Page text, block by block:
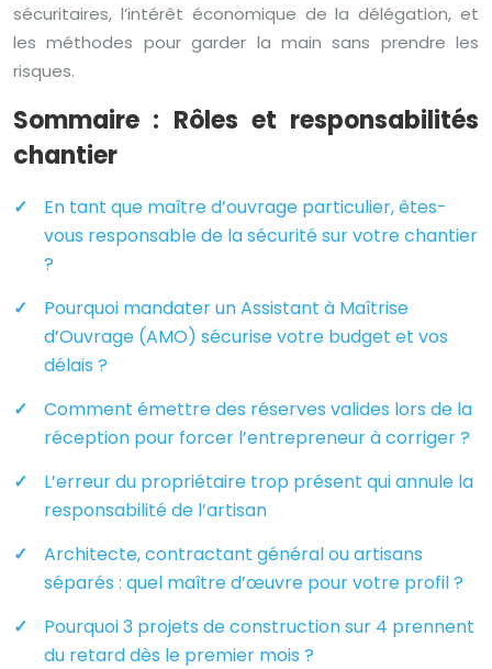
sécuritaires, l’intérêt économique de la délégation, et
les méthodes pour garder la main sans prendre les
risques.
Sommaire : Rôles et responsabilités
chantier
En tant que maître d’ouvrage particulier, êtes-
vous responsable de la sécurité sur votre chantier
?
Pourquoi mandater un Assistant à Maîtrise
d’Ouvrage (AMO) sécurise votre budget et vos
délais ?
Comment émettre des réserves valides lors de la
réception pour forcer l’entrepreneur à corriger ?
L’erreur du propriétaire trop présent qui annule la
responsabilité de l’artisan
Architecte, contractant général ou artisans
séparés : quel maître d’œuvre pour votre profil ?
Pourquoi 3 projets de construction sur 4 prennent
du retard dès le premier mois ?